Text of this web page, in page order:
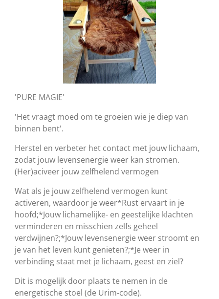
'PURE MAGIE'
'Het vraagt moed om te groeien wie je diep van
binnen bent'.
Herstel en verbeter het contact met jouw lichaam,
zodat jouw levensenergie weer kan stromen.
(Her)aciveer jouw zelfhelend vermogen
Watals je jouw zelfhelend vermogen kunt
activeren, waardoor je weer*Rust ervaart in je
hoofd;*Jouw lichamelijke- en geestelijke klachten
verminderen en misschien zelfs geheel
verdwijnen?;*Jouw levensenergie weer stroomt en
je van het leven kunt genieten?;*Je weer in
verbinding staat met je lichaam, geest en ziel?
Dit is mogelijk door plaats te nemen in de
energetische stoel (de Urim-code).